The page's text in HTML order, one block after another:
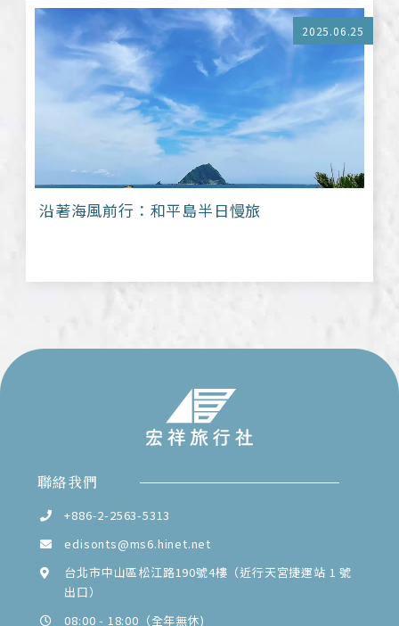
2025.06.25
沿著海風前行：和平島半日慢旅
聯絡我們
+886-2-2563-5313
edisonts@ms6.hinet.net
台北市中山區松江路190號4樓（近行天宮捷運站 1 號
出口）
08:00 - 18:00（全年無休)